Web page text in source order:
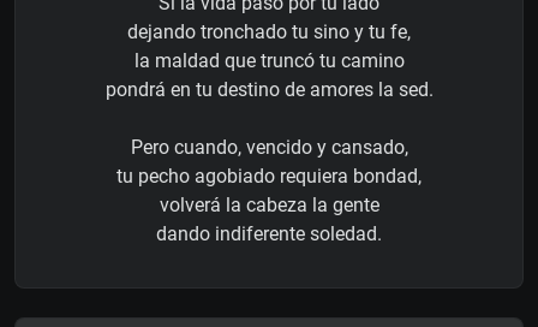
dejando tronchado tu sino y tu fe,
la maldad que truncó tu camino
pondrá en tu destino de amores la sed.
Pero cuando, vencido y cansado,
tu pecho agobiado requiera bondad,
volverá la cabeza la gente
dando indiferente soledad.